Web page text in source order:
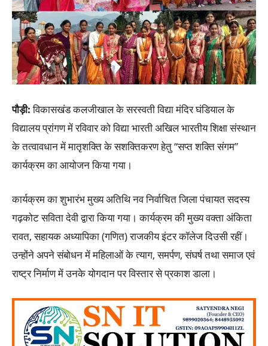
पौड़ी:विकासखंड कलजीखाल के सरस्वती विद्या मंदिर घंडियाल के
विद्यालय प्रांगण में रविवार को विद्या भारती अखिल भारतीय शिक्षा संस्थान
के तत्वावधान में मातृशक्ति के सशक्तिकरण हेतु “सप्त शक्ति संगम”
कार्यक्रम का आयोजन किया गया।
कार्यक्रम का शुभारंभ मुख्य अतिथि नव निर्वाचित जिला पंचायत सदस्य
गढ़कोट सविता देवी द्वारा किया गया। कार्यक्रम की मुख्य वक्ता अंकिता
रावत, सहायक अध्यापिका (गणित) राजकीय इंटर कॉलेज दिउसी रहीं।
उन्होंने अपने संबोधन में महिलाओं के त्याग, समर्पण, संघर्ष तथा समाज एवं
राष्ट्र निर्माण में उनके योगदान पर विस्तार से प्रकाश डाला।